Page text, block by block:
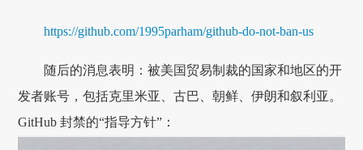
https://github.com/1995parham/github-do-not-ban-us
随后的消息表明：被美国贸易制裁的国家和地区的开
发者账号，包括克里米亚、古巴、朝鲜、伊朗和叙利亚。
GitHub 封禁的“指导方针”：